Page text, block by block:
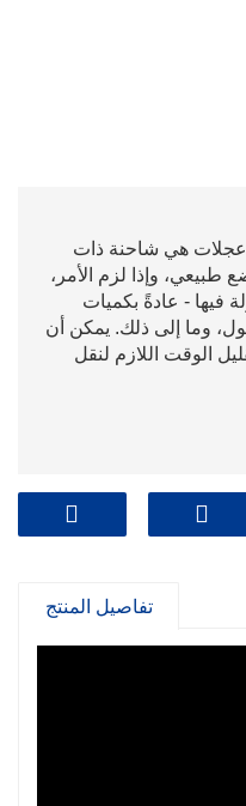
شاحنة قلابة Howo 336 ذات 10 عجلات هي شاحنة ذات
وإذا لزم الأمر،
فيها - عادةً بكميات
وما إلى ذلك. يمكن أن
الوقت اللازم لنقل
تفاصيل المنتج